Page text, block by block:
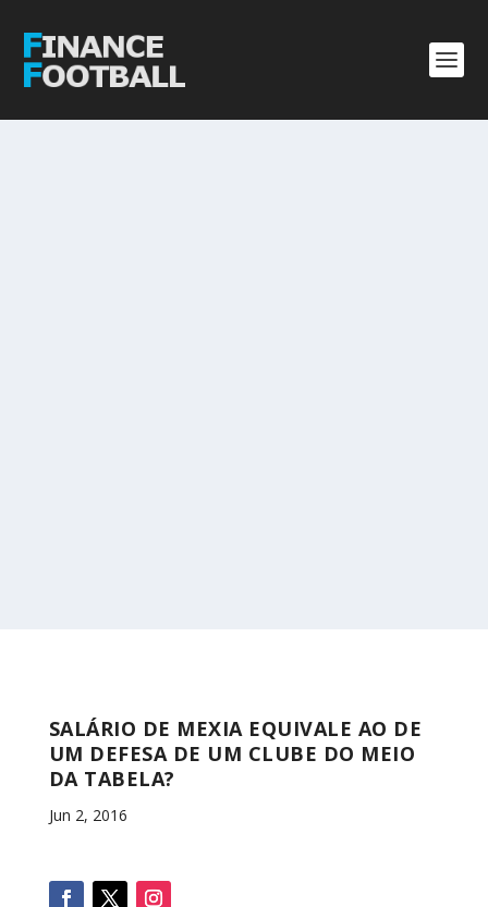
SALÁRIO DE MEXIA EQUIVALE AO DE
UM DEFESA DE UM CLUBE DO MEIO
DA TABELA?
Jun 2, 2016